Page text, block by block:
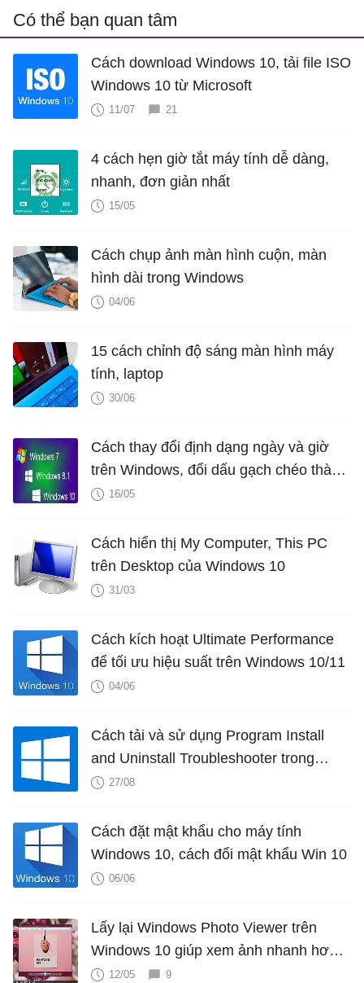
Có thể bạn quan tâm
Cách download Windows 10, tải file ISO
Windows 10 từ Microsoft
11/07 21
4 cách hẹn giờ tắt máy tính dễ dàng,
nhanh, đơn giản nhất
15/05
Cách chụp ảnh màn hình cuộn, màn
hình dài trong Windows
04/06
15 cách chỉnh độ sáng màn hình máy
tính, laptop
30/06
Cách thay đổi định dạng ngày và giờ
trên Windows, đổi dấu gạch chéo thành
dấu chấm
16/05
Cách hiển thị My Computer, This PC
trên Desktop của Windows 10
31/03
Cách kích hoạt Ultimate Performance
để tối ưu hiệu suất trên Windows 10/11
04/06
Cách tải và sử dụng Program Install
and Uninstall Troubleshooter trong
Windows
27/08
Cách đặt mật khẩu cho máy tính
Windows 10, cách đổi mật khẩu Win 10
06/06
Lấy lại Windows Photo Viewer trên
Windows 10 giúp xem ảnh nhanh hơn,
Photos chậm quá!
12/05 9